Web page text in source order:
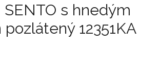
SENTO s hnedým
12351KA